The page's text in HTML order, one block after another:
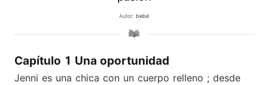
Autor: bebé
Capítulo 1 Una oportunidad
Jenni es una chica con un cuerpo relleno ; desde